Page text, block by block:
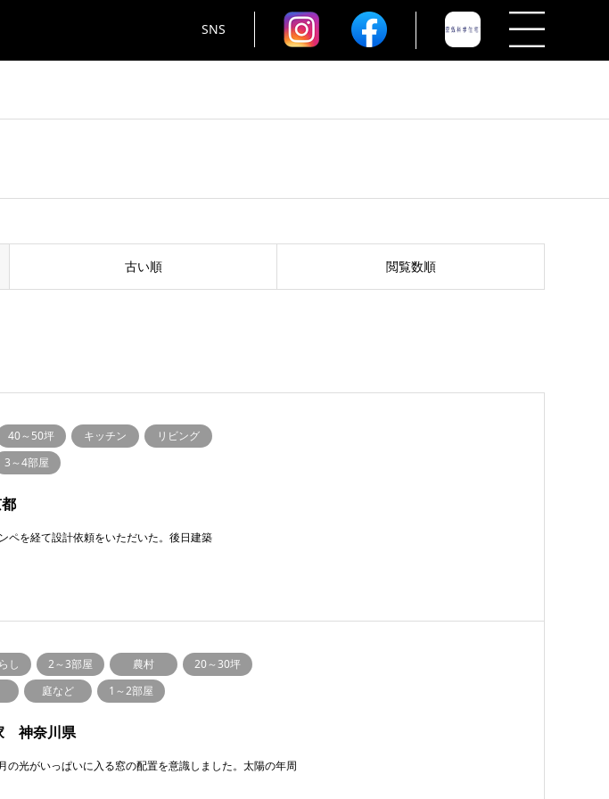
SNS
古い順 閲覧数順
40～50坪 キッチン
リビング
3～4部屋
ペを経て設計依頼をいただいた。後日建築
し 2～3部屋 農村
20～30坪
庭など 1～2部屋
神奈川県
の光がいっぱいに入る窓の配置を意識しました。太陽の年周